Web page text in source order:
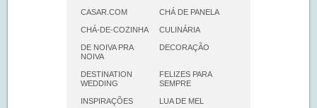
CASAR.COM CHÁ DE PANELA
CHÁ-DE-COZINHA CULINÁRIA
DE NOIVA PRA
NOIVA
DECORAÇÃO
DESTINATION
WEDDING
FELIZES PARA
SEMPRE
INSPIRAÇÕES LUA DE MEL